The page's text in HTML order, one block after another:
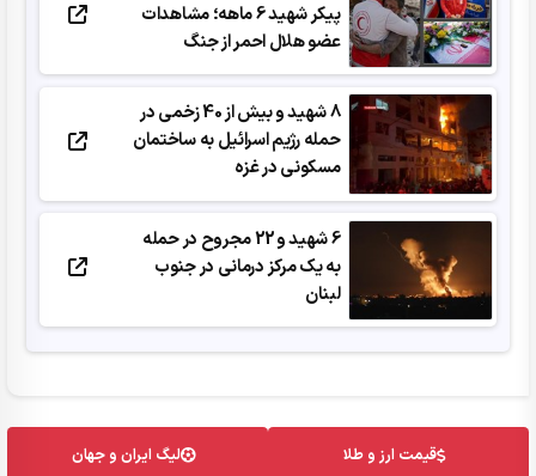
پیکر شهید 6 ماهه؛ مشاهدات
عضو هلال احمر از جنگ
8 شهید و بیش از 40 زخمی در
حمله رژیم اسرائیل به ساختمان
مسکونی در غزه
6 شهید و 22 مجروح در حمله
به یک مرکز درمانی در جنوب
لبنان
قیمت ارز و طلا لیگ ایران و جهان